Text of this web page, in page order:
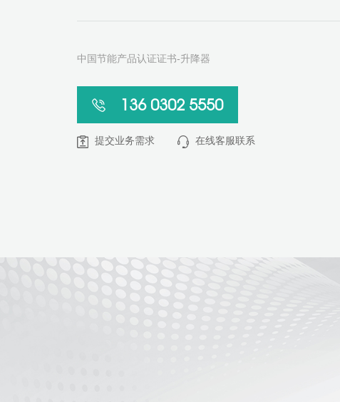
中国节能产品认证证书-升降器
136 0302 5550
提交业务需求 在线客服联系